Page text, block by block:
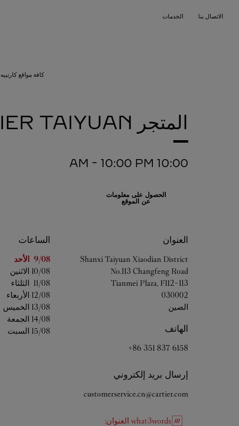
الاتصال بنا الخدمات
كافة مواقع كارتييه
المتجر CARTIER TAIYUAN
10:00 AM
- 10:00 PM
الحصول على معلومات
عن الموقع
العنوان
Shanxi Taiyuan Xiaodian District
No.113 Changfeng Road
Tianmei Plaza, F112-113
030002
الصين
الهاتف
+86 351 837 6158
إرسال بريد إلكتروني
customerservice.cn@cartier.com
الساعات
اليوم من الأسبوع
9/08 الأحد
10/08 الاثنين
11/08 الثلثاء
12/08 الأربعاء
13/08 الخميس
14/08 الجمعة
15/08 السبت
what3words العنوان: